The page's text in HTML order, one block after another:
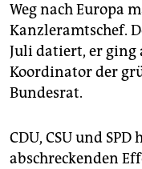
Weg nach Europa
Kanzleramtschef.
Juli datiert, er ging
Koordinator der
Bundesrat.
CDU, CSU und
abschreckenden